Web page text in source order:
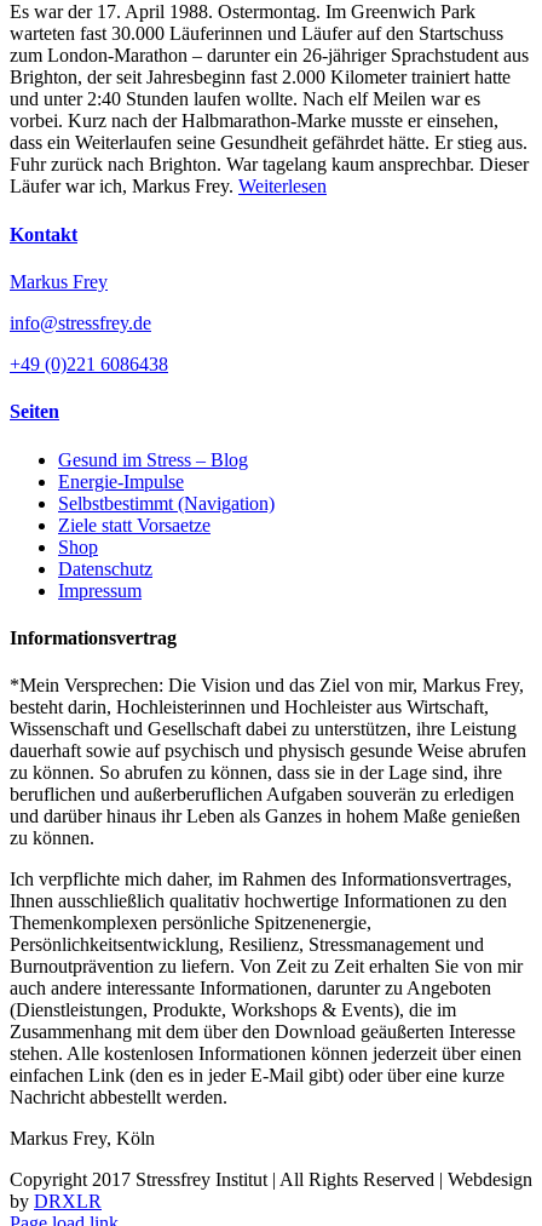
Es war der 17. April 1988. Ostermontag. Im Greenwich Park
warteten fast 30.000 Läuferinnen und Läufer auf den Startschuss
zum London-Marathon – darunter ein 26-jähriger Sprachstudent aus
Brighton, der seit Jahresbeginn fast 2.000 Kilometer trainiert hatte
und unter 2:40 Stunden laufen wollte. Nach elf Meilen war es
vorbei. Kurz nach der Halbmarathon-Marke musste er einsehen,
dass ein Weiterlaufen seine Gesundheit gefährdet hätte. Er stieg aus.
Fuhr zurück nach Brighton. War tagelang kaum ansprechbar. Dieser
Läufer war ich, Markus Frey. Weiterlesen
Kontakt
Markus Frey
info@stressfrey.de
+49 (0)221 6086438
Seiten
Gesund im Stress – Blog
Energie-Impulse
Selbstbestimmt (Navigation)
Ziele statt Vorsaetze
Shop
Datenschutz
Impressum
Informationsvertrag
*Mein Versprechen: Die Vision und das Ziel von mir, Markus Frey,
besteht darin, Hochleisterinnen und Hochleister aus Wirtschaft,
Wissenschaft und Gesellschaft dabei zu unterstützen, ihre Leistung
dauerhaft sowie auf psychisch und physisch gesunde Weise abrufen
zu können. So abrufen zu können, dass sie in der Lage sind, ihre
beruflichen und außerberuflichen Aufgaben souverän zu erledigen
und darüber hinaus ihr Leben als Ganzes in hohem Maße genießen
zu können.
Ich verpflichte mich daher, im Rahmen des Informationsvertrages,
Ihnen ausschließlich qualitativ hochwertige Informationen zu den
Themenkomplexen persönliche Spitzenenergie,
Persönlichkeitsentwicklung, Resilienz, Stressmanagement und
Burnoutprävention zu liefern. Von Zeit zu Zeit erhalten Sie von mir
auch andere interessante Informationen, darunter zu Angeboten
(Dienstleistungen, Produkte, Workshops & Events), die im
Zusammenhang mit dem über den Download geäußerten Interesse
stehen. Alle kostenlosen Informationen können jederzeit über einen
einfachen Link (den es in jeder E-Mail gibt) oder über eine kurze
Nachricht abbestellt werden.
Markus Frey, Köln
Copyright 2017 Stressfrey Institut | All Rights Reserved | Webdesign
by DRXLR